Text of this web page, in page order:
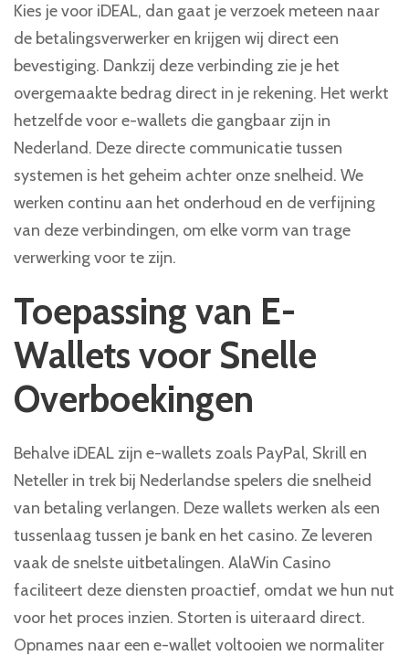
Kies je voor iDEAL, dan gaat je verzoek meteen naar
de betalingsverwerker en krijgen wij direct een
bevestiging. Dankzij deze verbinding zie je het
overgemaakte bedrag direct in je rekening. Het werkt
hetzelfde voor e-wallets die gangbaar zijn in
Nederland. Deze directe communicatie tussen
systemen is het geheim achter onze snelheid. We
werken continu aan het onderhoud en de verfijning
van deze verbindingen, om elke vorm van trage
verwerking voor te zijn.
Toepassing van E-
Wallets voor Snelle
Overboekingen
Behalve iDEAL zijn e-wallets zoals PayPal, Skrill en
Neteller in trek bij Nederlandse spelers die snelheid
van betaling verlangen. Deze wallets werken als een
tussenlaag tussen je bank en het casino. Ze leveren
vaak de snelste uitbetalingen. AlaWin Casino
faciliteert deze diensten proactief, omdat we hun nut
voor het proces inzien. Storten is uiteraard direct.
Opnames naar een e-wallet voltooien we normaliter